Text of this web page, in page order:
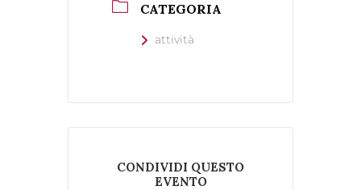
CATEGORIA
attività
CONDIVIDI QUESTO
EVENTO